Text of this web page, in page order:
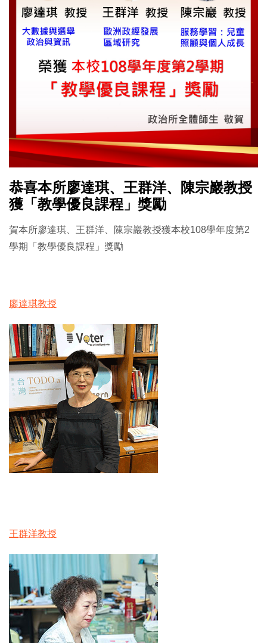
恭喜本所廖達琪、王群洋、陳宗巖教授
獲「教學優良課程」獎勵
賀本所廖達琪、王群洋、陳宗巖教授獲本校108學年度第2
學期「教學優良課程」獎勵
廖達琪教授
王群洋教授